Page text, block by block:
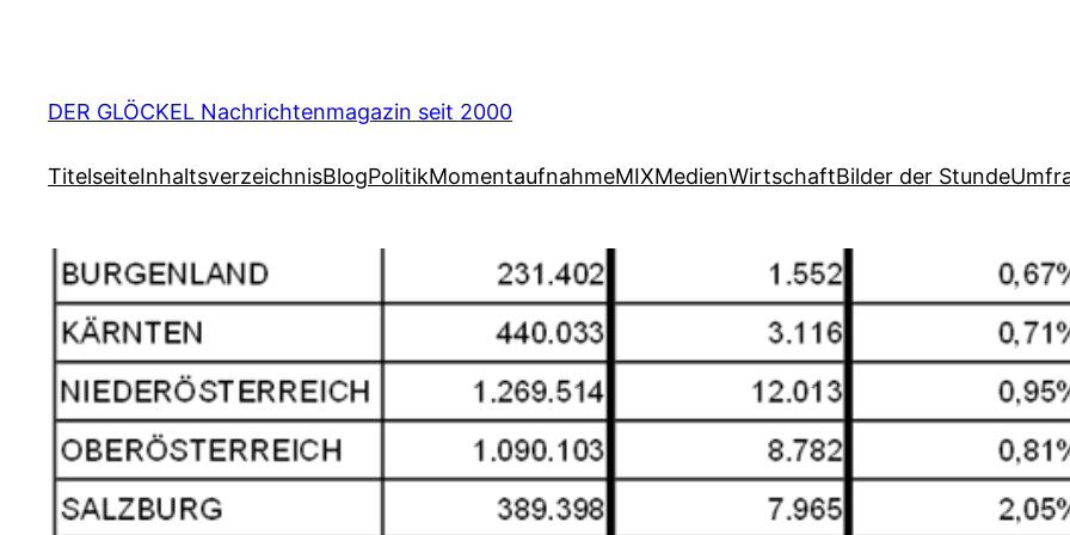
DER GLÖCKEL Nachrichtenmagazin seit 2000
TitelseiteInhaltsverzeichnisBlogPolitikMomentaufnahmeMIXMedienWirtschaftBilder der Stunde